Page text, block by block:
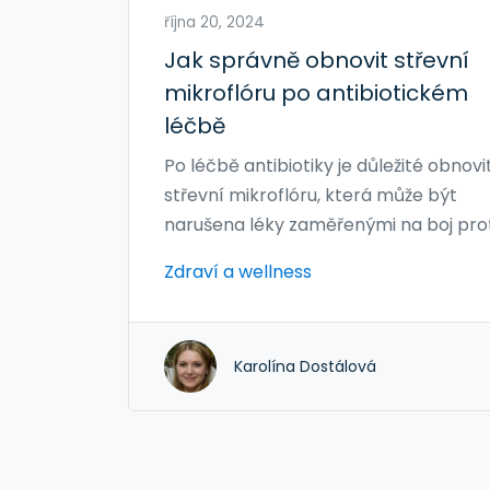
října 20, 2024
Jak správně obnovit střevní
mikroflóru po antibiotickém
léčbě
Po léčbě antibiotiky je důležité
střevní mikroflóru, která může být
narušena léky zaměřenými na boj
zahrnuje konzumaci potravin a doplňků
pomoci při obnově rovnováhy
prospěšných bakterií. Správná výživa
Zdraví a wellness
Karolína Dostálová